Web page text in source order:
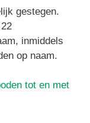
gestegen.
inmiddels
op naam.
tot en met